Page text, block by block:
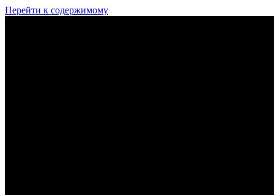
Перейти к содержимому